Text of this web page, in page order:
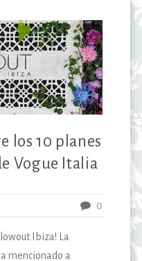
los 10 planes
Vogue Italia
0
Ibiza! La
mencionado a